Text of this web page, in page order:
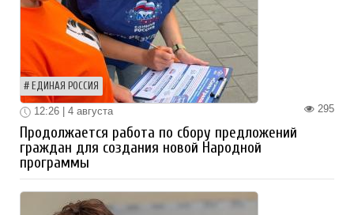
ЕДИНАЯ РОССИЯ
295
12:26 | 4 августа
Продолжается работа по сбору предложений
граждан для создания новой Народной
программы